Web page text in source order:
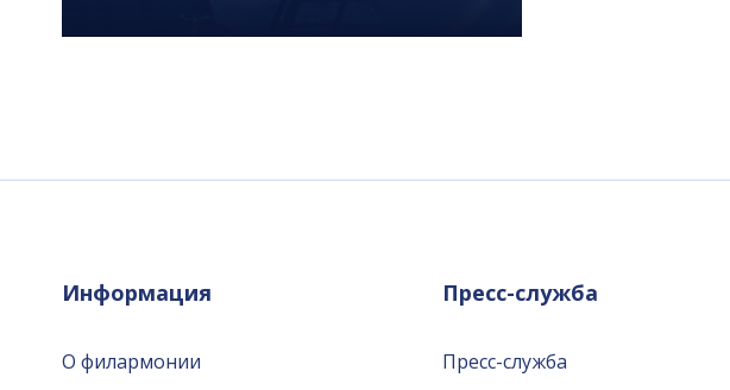
Информация
О филармонии
Пресс-служба
Пресс-служба